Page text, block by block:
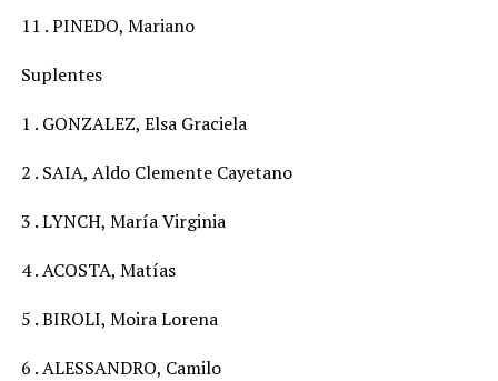
11 . PINEDO, Mariano
Suplentes
1 . GONZALEZ, Elsa Graciela
2 . SAIA, Aldo Clemente Cayetano
3 . LYNCH, María Virginia
4 . ACOSTA, Matías
5 . BIROLI, Moira Lorena
6 . ALESSANDRO, Camilo